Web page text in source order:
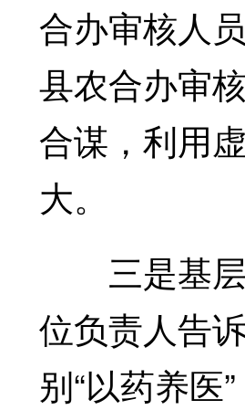
合办审核人
县农合办审
合谋，利用
大。
三是基层
位负责人告
别“以药养医